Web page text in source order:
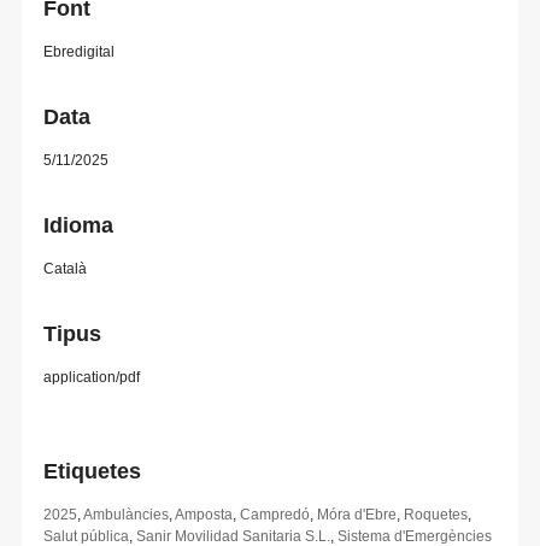
Font
Ebredigital
Data
5/11/2025
Idioma
Català
Tipus
application/pdf
Etiquetes
2025 Ambulàncies Amposta Campredó Móra d'Ebre Roquetes
Salut pública Sanir Movilidad Sanitaria S.L.
Sistema d'Emergències